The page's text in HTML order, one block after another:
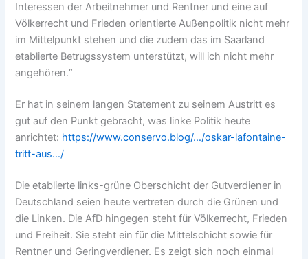
Interessen der Arbeitnehmer und Rentner und eine auf
Völkerrecht und Frieden orientierte Außenpolitik nicht mehr
im Mittelpunkt stehen und die zudem das im Saarland
etablierte Betrugssystem unterstützt, will ich nicht mehr
angehören.“
Er hat in seinem langen Statement zu seinem Austritt es
gut auf den Punkt gebracht, was linke Politik heute
anrichtet: https://www.conservo.blog/…/oskar-lafontaine-
tritt-aus…/
Die etablierte links-grüne Oberschicht der Gutverdiener in
Deutschland seien heute vertreten durch die Grünen und
die Linken. Die AfD hingegen steht für Völkerrecht, Frieden
und Freiheit. Sie steht ein für die Mittelschicht sowie für
Rentner und Geringverdiener. Es zeigt sich noch einmal